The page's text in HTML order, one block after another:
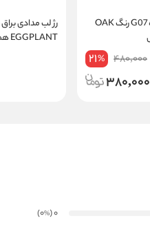
رژ لب مدادی براق شماره G07 رنگ OAK
480,000
21%
380,000
EGGPLANT همراه تراش
0
(0
%
)